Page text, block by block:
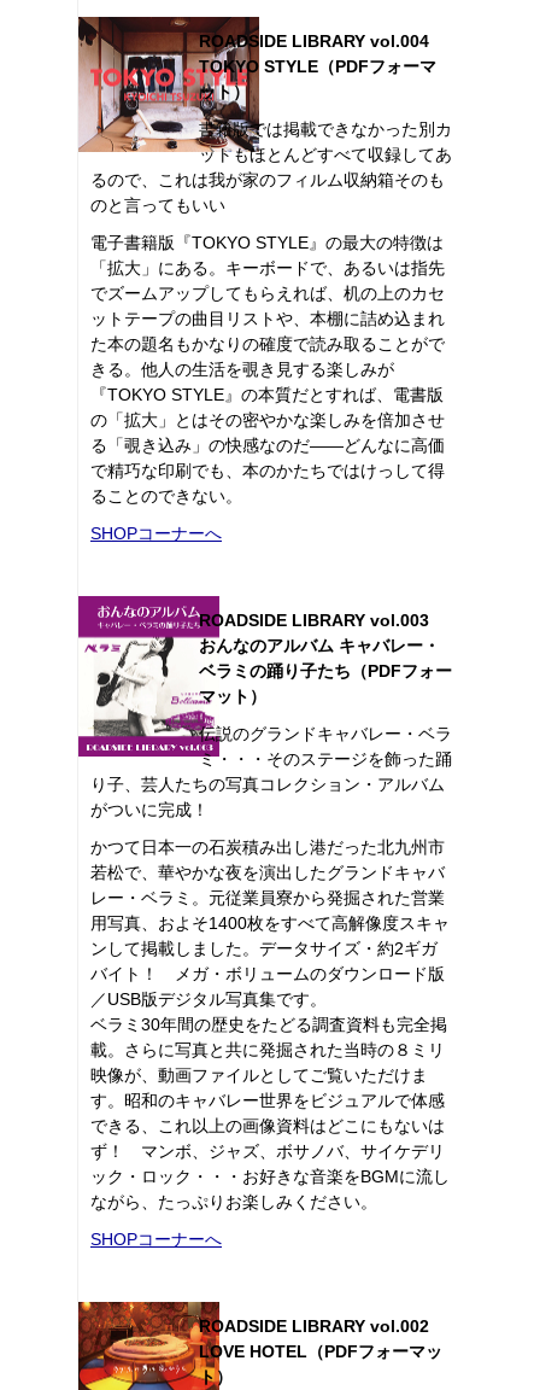
ROADSIDE LIBRARY vol.004
TOKYO STYLE（PDFフォーマ
ット）
書籍版では掲載できなかった別カ
ットもほとんどすべて収録してあ
るので、これは我が家のフィルム収納箱そのも
のと言ってもいい
電子書籍版『TOKYO STYLE』の最大の特徴は
「拡大」にある。キーボードで、あるいは指先
でズームアップしてもらえれば、机の上のカセ
ットテープの曲目リストや、本棚に詰め込まれ
た本の題名もかなりの確度で読み取ることがで
きる。他人の生活を覗き見する楽しみが
『TOKYO STYLE』の本質だとすれば、電書版
の「拡大」とはその密やかな楽しみを倍加させ
る「覗き込み」の快感なのだ――どんなに高価
で精巧な印刷でも、本のかたちではけっして得
ることのできない。
SHOPコーナーへ
ROADSIDE LIBRARY vol.003
おんなのアルバム キャバレー・
ベラミの踊り子たち（PDFフォー
マット）
伝説のグランドキャバレー・ベラ
ミ・・・そのステージを飾った踊
り子、芸人たちの写真コレクション・アルバム
がついに完成！
かつて日本一の石炭積み出し港だった北九州市
若松で、華やかな夜を演出したグランドキャバ
レー・ベラミ。元従業員寮から発掘された営業
用写真、およそ1400枚をすべて高解像度スキャ
ンして掲載しました。データサイズ・約2ギガ
バイト！ メガ・ボリュームのダウンロード版
／USB版デジタル写真集です。
ベラミ30年間の歴史をたどる調査資料も完全掲
載。さらに写真と共に発掘された当時の８ミリ
映像が、動画ファイルとしてご覧いただけま
す。昭和のキャバレー世界をビジュアルで体感
できる、これ以上の画像資料はどこにもないは
ず！ マンボ、ジャズ、ボサノバ、サイケデリ
ック・ロック・・・お好きな音楽をBGMに流し
ながら、たっぷりお楽しみください。
SHOPコーナーへ
ROADSIDE LIBRARY vol.002
LOVE HOTEL（PDFフォーマッ
ト）